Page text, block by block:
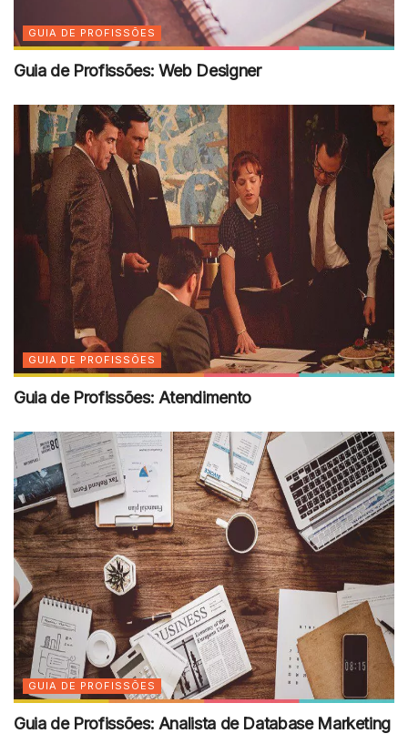
GUIA DE PROFISSÕES
Guia de Profissões: Web Designer
GUIA DE PROFISSÕES
Guia de Profissões: Atendimento
GUIA DE PROFISSÕES
Guia de Profissões: Analista de Database Marketing